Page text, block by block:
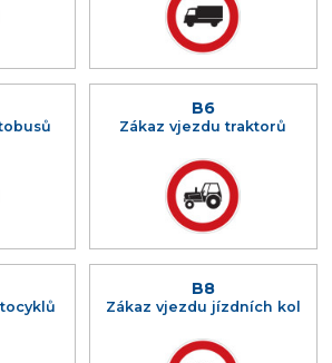
B6
Zákaz vjezdu traktorů
B8
Zákaz vjezdu jízdních kol